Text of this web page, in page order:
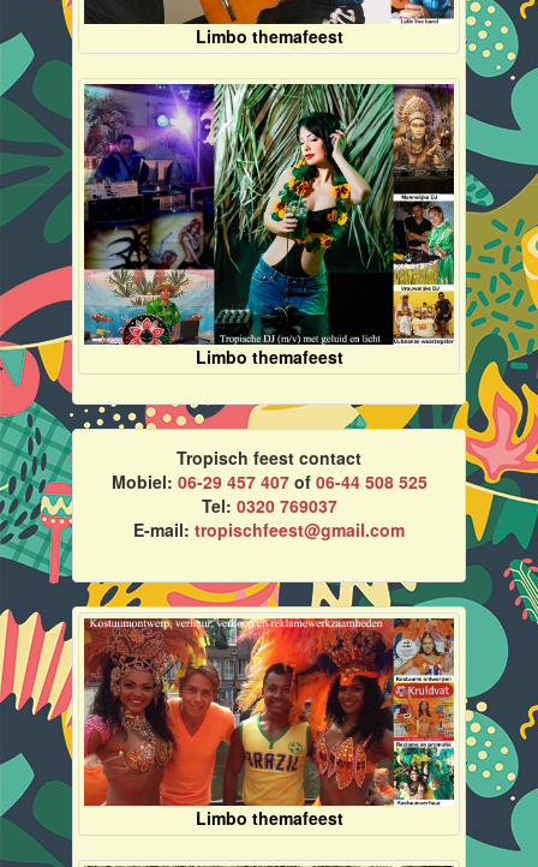
Limbo themafeest
Limbo themafeest
Tropisch feest contact
Mobiel: 06-29 457 407of 06-44 508 525
Tel: 0320 769037
E-mail: tropischfeest@gmail.com
Limbo themafeest